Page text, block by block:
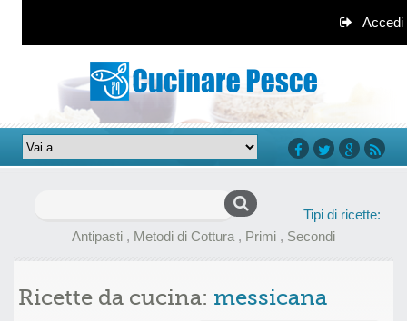
Accedi
Tipi di ricette:
Antipasti , Metodi di Cottura , Primi , Secondi
Ricette da cucina: messicana